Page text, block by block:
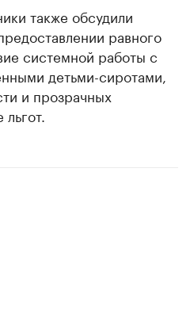
также обсудили
равного
системной работы с
детьми-сиротами,
и прозрачных